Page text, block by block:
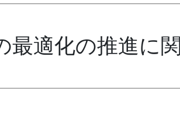
最適化の推進に